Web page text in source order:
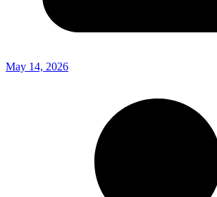
May 14, 2026